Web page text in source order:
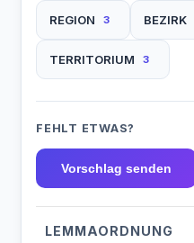
REGION 3 BEZIRK
TERRITORIUM 3
FEHLT ETWAS?
Vorschlag senden
LEMMAORDNUNG